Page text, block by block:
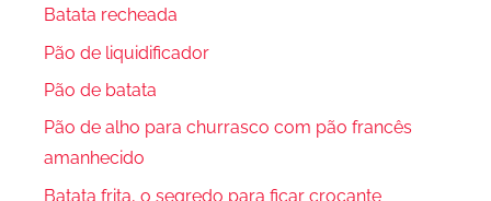
Batata recheada
Pão de liquidificador
Pão de batata
Pão de alho para churrasco com pão francês
amanhecido
Batata frita, o segredo para ficar crocante